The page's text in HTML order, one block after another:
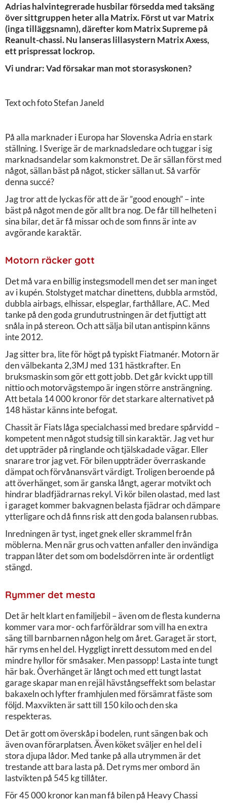
Adrias halvintegrerade husbilar försedda med taksäng
över sittgruppen heter alla Matrix. Först ut var Matrix
(inga tilläggsnamn), därefter kom Matrix Supreme på
Reanult-chassi. Nu lanseras lillasystern Matrix Axess,
ett prispressat lockrop.
Vi undrar: Vad försakar man mot storasyskonen?
Text och foto Stefan Janeld
På alla marknader i Europa har Slovenska Adria en stark
ställning. I Sverige är de marknadsledare och tuggar i sig
marknadsandelar som kakmonstret. De är sällan först med
något, sällan bäst på något, sticker sällan ut. Så varför
denna succé?
Jag tror att de lyckas för att de är ”good enough” – inte
bäst på något men de gör allt bra nog. De får till helheten i
sina bilar, det är få missar och de som finns är inte av
avgörande karaktär.
Motorn räcker gott
Det må vara en billig instegsmodell men det ser man inget
av i kupén. Stolstyget matchar dinettens, dubbla armstöd,
dubbla airbags, elhissar, elspeglar, farthållare, AC. Med
tanke på den goda grundutrustningen är det fjuttigt att
snåla in på stereon. Och att sälja bil utan antispinn känns
inte 2012.
Jag sitter bra, lite för högt på typiskt Fiatmanér. Motorn är
den välbekanta 2,3MJ med 131 hästkrafter. En
bruksmaskin som gör ett gott jobb. Det går kvickt upp till
nittio och motorvägstempo är ingen större ansträngning.
Att betala 14 000 kronor för det starkare alternativet på
148 hästar känns inte befogat.
Chassit är Fiats låga specialchassi med bredare spårvidd –
kompetent men något studsig till sin karaktär. Jag vet hur
det uppträder på ringlande och tjälskadade vägar. Eller
snarare tror jag vet. För bilen uppträder överraskande
dämpat och förvånansvärt värdigt. Troligen beroende på
att överhänget, som är ganska långt, agerar motvikt och
hindrar bladfjädrarnas rekyl. Vi kör bilen olastad, med last
i garaget kommer bakvagnen belasta fjädrar och dämpare
ytterligare och då finns risk att den goda balansen rubbas.
Inredningen är tyst, inget gnek eller skrammel från
möblerna. Men när grus och vatten anfaller den invändiga
trappan låter det som om bodelsdörren inte är ordentligt
stängd.
Rymmer det mesta
Det är helt klart en familjebil – även om de flesta kunderna
kommer vara mor- och farföräldrar som vill ha en extra
säng till barnbarnen någon helg om året. Garaget är stort,
här ryms en hel del. Hyggligt inrett dessutom med en del
mindre hyllor för småsaker. Men passopp! Lasta inte tungt
här bak. Överhänget är långt och med ett tungt lastat
garage skapar man en rejäl hävstångseffekt som belastar
bakaxeln och lyfter framhjulen med försämrat fäste som
följd. Maxvikten är satt till 150 kilo och den ska
respekteras.
Det är gott om överskåp i bodelen, runt sängen bak och
även ovan förarplatsen. Även köket sväljer en hel del i
stora djupa lådor. Med tanke på alla utrymmen är det
trestande att bara lasta på. Det ryms mer ombord än
lastvikten på 545 kg tillåter.
För 45 000 kronor kan man få bilen på Heavy Chassi